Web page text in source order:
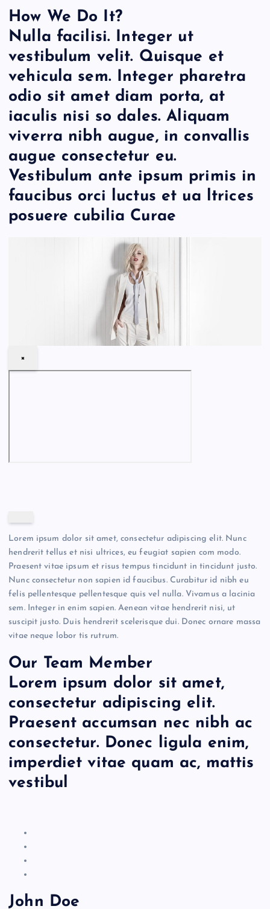
How We Do It?
Nulla facilisi. Integer ut
vestibulum velit. Quisque et
vehicula sem. Integer pharetra
odio sit amet diam porta, at
iaculis nisi so dales. Aliquam
viverra nibh augue, in convallis
augue consectetur eu.
Vestibulum ante ipsum primis in
faucibus orci luctus et ua ltrices
posuere cubilia Curae
×
Lorem ipsum dolor sit amet, consectetur adipiscing elit. Nunc
hendrerit tellus et nisi ultrices, eu feugiat sapien com modo.
Praesent vitae ipsum et risus tempus tincidunt in tincidunt justo.
Nunc consectetur non sapien id faucibus. Curabitur id nibh eu
felis pellentesque pellentesque quis vel nulla. Vivamus a lacinia
sem. Integer in enim sapien. Aenean vitae hendrerit nisi, ut
suscipit justo. Duis hendrerit scelerisque dui. Donec ornare massa
vitae neque lobor tis rutrum.
Our Team Member
Lorem ipsum dolor sit amet,
consectetur adipiscing elit.
Praesent accumsan nec nibh ac
consectetur. Donec ligula enim,
imperdiet vitae quam ac, mattis
vestibul
John Doe